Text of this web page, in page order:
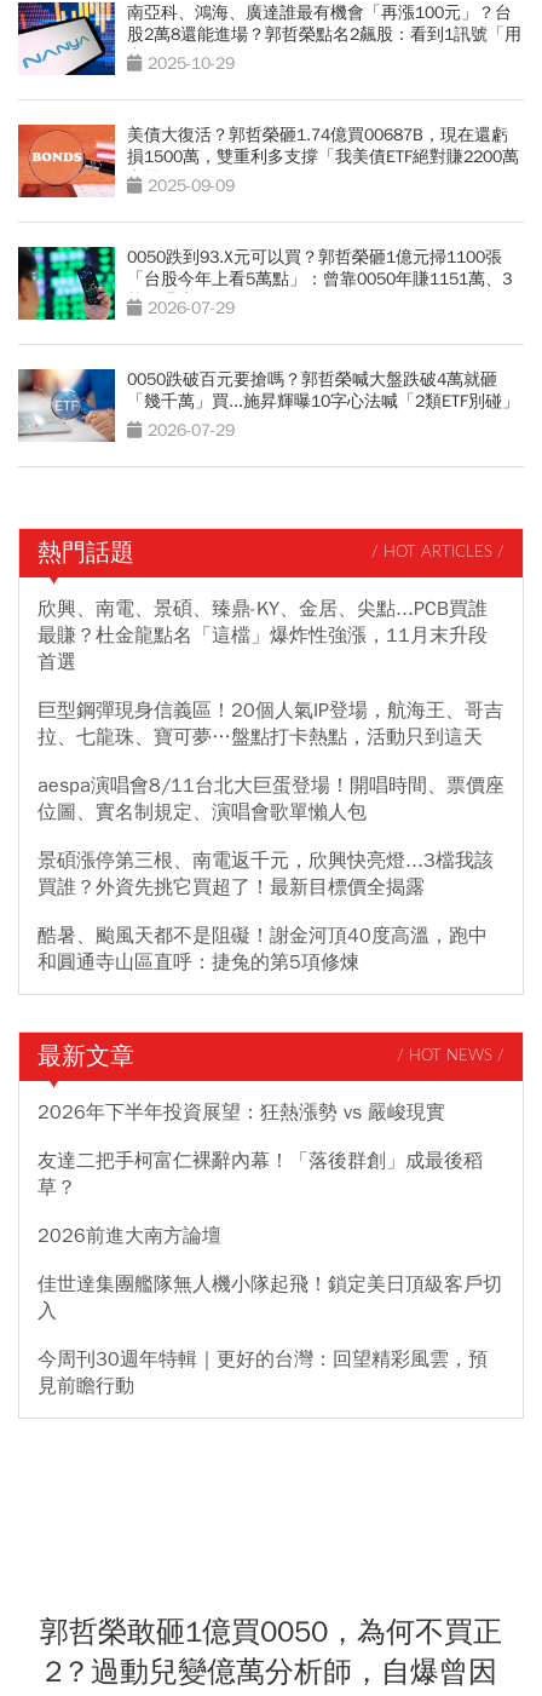
南亞科、鴻海、廣達誰最有機會「再漲100元」？台
股2萬8還能進場？郭哲榮點名2飆股：看到1訊號「用
力買」
2025-10-29
美債大復活？郭哲榮砸1.74億買00687B，現在還虧
損1500萬，雙重利多支撐「我美債ETF絕對賺2200萬
出場」
2025-09-09
0050跌到93.X元可以買？郭哲榮砸1億元掃1100張
「台股今年上看5萬點」：曾靠0050年賺1151萬、3
策略曝光
2026-07-29
0050跌破百元要搶嗎？郭哲榮喊大盤跌破4萬就砸
「幾千萬」買...施昇輝曝10字心法喊「2類ETF別碰」
2026-07-29
熱門話題 / HOT ARTICLES /
欣興、南電、景碩、臻鼎-KY、金居、尖點...PCB買誰
最賺？杜金龍點名「這檔」爆炸性強漲，11月末升段
首選
巨型鋼彈現身信義區！20個人氣IP登場，航海王、哥吉
拉、七龍珠、寶可夢…盤點打卡熱點，活動只到這天
aespa演唱會8/11台北大巨蛋登場！開唱時間、票價座
位圖、實名制規定、演唱會歌單懶人包
景碩漲停第三根、南電返千元，欣興快亮燈...3檔我該
買誰？外資先挑它買超了！最新目標價全揭露
酷暑、颱風天都不是阻礙！謝金河頂40度高溫，跑中
和圓通寺山區直呼：捷兔的第5項修煉
最新文章 / HOT NEWS /
2026年下半年投資展望：狂熱漲勢 vs 嚴峻現實
友達二把手柯富仁裸辭內幕！「落後群創」成最後稻
草？
2026前進大南方論壇
佳世達集團艦隊無人機小隊起飛！鎖定美日頂級客戶切
入
今周刊30週年特輯｜更好的台灣：回望精彩風雲，預
見前瞻行動
郭哲榮敢砸1億買0050，為何不買正
2？過動兒變億萬分析師，自爆曾因